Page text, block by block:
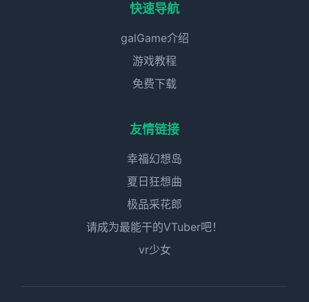
快速导航
galGame介绍
游戏教程
免费下载
友情链接
幸福幻想岛
夏日狂想曲
极品采花郎
请成为最能干的VTuber吧！
vr少女